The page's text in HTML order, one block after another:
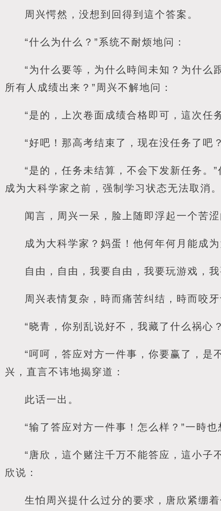
周兴愕然，没想到回得到這个答案。
“什么为什么？”系统不耐烦地问：
“为什么要等，为什么時间未知？为什么
所有人成绩出来？”周兴不解地问：
“是的，上次卷面成绩合格即可，這次任
“好吧！那高考结束了，现在没任务了吧
“是的，任务未结算，不会下发新任务。
成为大科学家之前，强制学习状态无法取消
闻言，周兴一呆，脸上随即浮起一个苦
成为大科学家？妈蛋！他何年何月能成
自由，自由，我要自由，我要玩游戏，
周兴表情复杂，時而痛苦纠结，時而咬
“晓青，你别乱说好不，我藏了什么祸心
“呵呵，答应对方一件事，你要赢了，是
兴，直言不讳地揭穿道：
此话一出。
“输了答应对方一件事！怎么样？”一時
“唐欣，這个赌注千万不能答应，這小子
欣说：
生怕周兴提什么过分的要求，唐欣紧绷